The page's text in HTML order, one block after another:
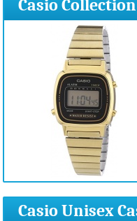
Casio
LA670WEGA-1EF
Casio Unisex